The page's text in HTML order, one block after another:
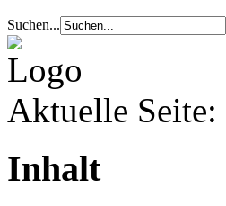
Suchen...
Aktuelle Seite:
Inhalt